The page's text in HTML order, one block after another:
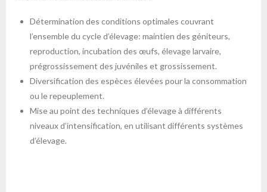
Détermination des conditions optimales couvrant
l’ensemble du cycle d’élevage: maintien des géniteurs,
reproduction, incubation des œufs, élevage larvaire,
prégrossissement des juvéniles et grossissement.
Diversification des espèces élevées pour la consommation
ou le repeuplement.
Mise au point des techniques d’élevage à différents
niveaux d’intensification, en utilisant différents systèmes
d’élevage.